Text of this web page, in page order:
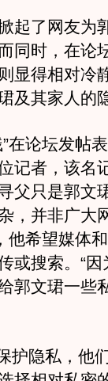
了网友为
同时，在论
显得相对冷
及其家人的
论坛发帖
记者，该名
父只是郭文
，并非广大
他希望媒体
或搜索。“
郭文珺一些
隐私，他